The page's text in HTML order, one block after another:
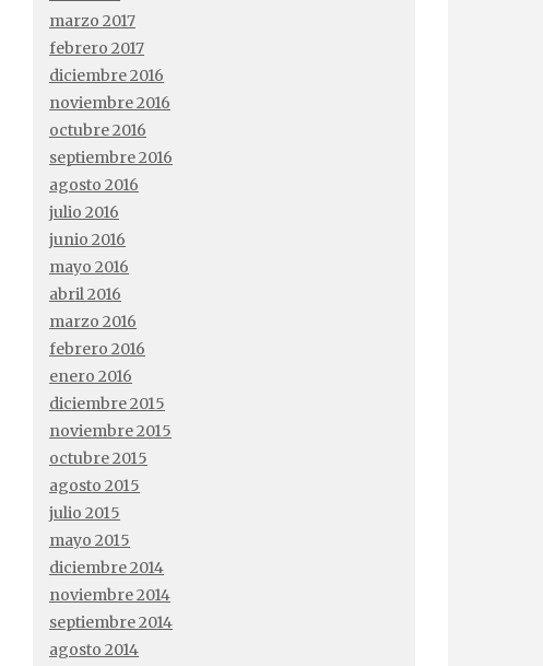
marzo 2017
febrero 2017
diciembre 2016
noviembre 2016
octubre 2016
septiembre 2016
agosto 2016
julio 2016
junio 2016
mayo 2016
abril 2016
marzo 2016
febrero 2016
enero 2016
diciembre 2015
noviembre 2015
octubre 2015
agosto 2015
julio 2015
mayo 2015
diciembre 2014
noviembre 2014
septiembre 2014
agosto 2014